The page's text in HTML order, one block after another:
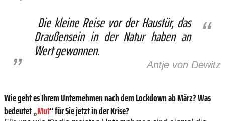
Die kleine Reise vor der Haustür, das
Draußensein in der Natur haben an
Wert gewonnen.
Antje von Dewitz
Wie geht es Ihrem Unternehmen nach dem Lockdown ab März? Was
bedeutet „Mut“ für Sie jetzt in der Krise?